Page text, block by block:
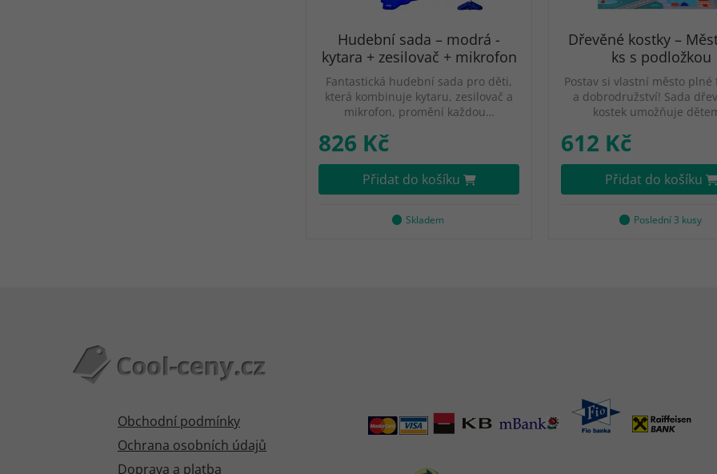
Hudební sada – modrá -
kytara + zesilovač + mikrofon
Fantastická hudební sada pro děti,
která kombinuje kytaru, zesilovač a
mikrofon, promění každou…
826 Kč
Přidat do košíku
Skladem
Dřevěné kostky –
ks s podložkou
Postav si vlastní město plné
a dobrodružství! Sada
kostek umožňuje
612 Kč
Přidat do košíku
Poslední 3 kusy
Obchodní podmínky
Ochrana osobních údajů
Doprava a platba